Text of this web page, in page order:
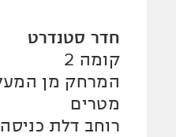
חדר סטנדרט
קומה 2
מטרים
רוחב דלת כניסה 82 ס"מ